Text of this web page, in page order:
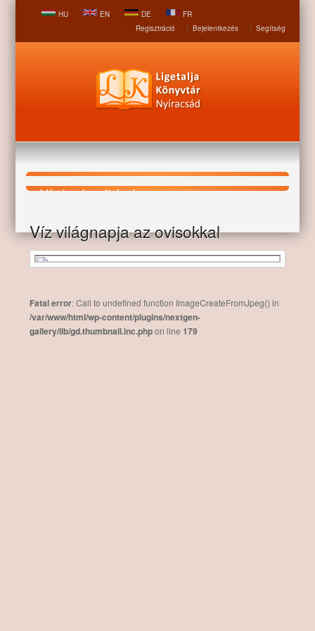
HU EN DE
FR
Regisztráció
| Bejelentkezés | Segítség
Hírek, aktualitások
Nyitólap Hírek, aktualitások
Víz világnapja az
ovisokkal
Víz világnapja az ovisokkal
Fatal error: Call to undefined function ImageCreateFromJpeg() in
/var/www/html/wp-content/plugins/nextgen-
gallery/lib/gd.thumbnail.inc.phpon line179